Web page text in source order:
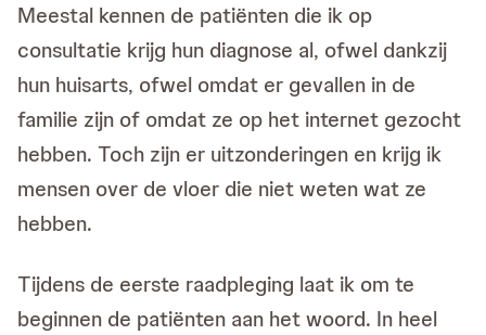
Meestal kennen de patiënten die ik op
consultatie krijg hun diagnose al, ofwel dankzij
hun huisarts, ofwel omdat er gevallen in de
familie zijn of omdat ze op het internet gezocht
hebben. Toch zijn er uitzonderingen en krijg ik
mensen over de vloer die niet weten wat ze
hebben.
Tijdens de eerste raadpleging laat ik om te
beginnen de patiënten aan het woord. In heel